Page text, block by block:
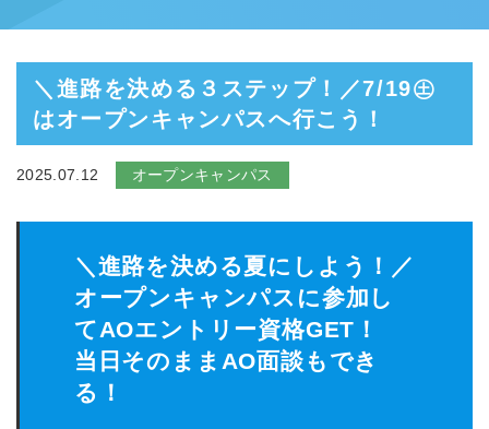
＼進路を決める３ステップ！／7/19㊏
はオープンキャンパスへ行こう！
2025.07.12 オープンキャンパス
＼進路を決める夏にしよう！／
オープンキャンパスに参加し
てAOエントリー資格GET！
当日そのままAO面談もでき
る！